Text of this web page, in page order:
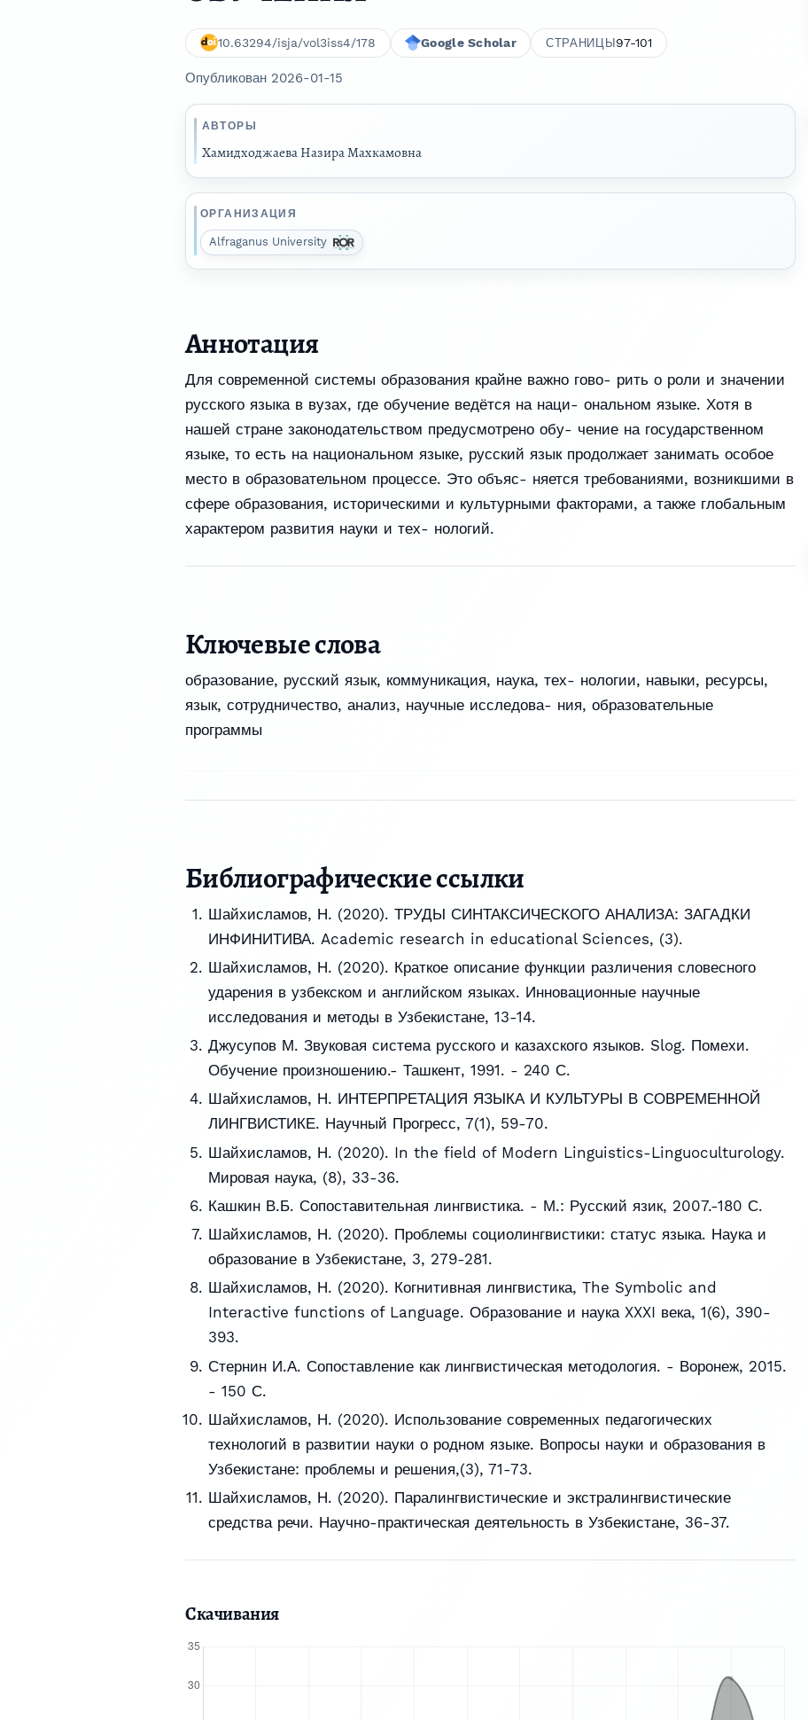
10.63294/isja/vol3iss4/178 Google Scholar СТРАНИЦЫ 97-101
Опубликован 2026-01-15
АВТОРЫ
Хамидходжаева Назира Махкамовна
ОРГАНИЗАЦИЯ
Alfraganus University
Аннотация
Для современной системы образования крайне важно гово- рить о роли и значении
русского языка в вузах, где обучение ведётся на наци- ональном языке. Хотя в
нашей стране законодательством предусмотрено обу- чение на государственном
языке, то есть на национальном языке, русский язык продолжает занимать особое
место в образовательном процессе. Это объяс- няется требованиями, возникшими в
сфере образования, историческими и культурными факторами, а также глобальным
характером развития науки и тех- нологий.
Ключевые слова
образование, русский язык, коммуникация, наука, тех- нологии, навыки, ресурсы,
язык, сотрудничество, анализ, научные исследова- ния, образовательные
программы
Библиографические ссылки
Шайхисламов, Н. (2020). ТРУДЫ СИНТАКСИЧЕСКОГО АНАЛИЗА: ЗАГАДКИ
ИНФИНИТИВА. Academic research in educational Sciences, (3).
Шайхисламов, Н. (2020). Краткое описание функции различения словесного
ударения в узбекском и английском языках. Инновационные научные
исследования и методы в Узбекистане, 13-14.
Джусупов М. Звуковая система русского и казахского языков. Slog. Помехи.
Обучение произношению.- Ташкент, 1991. - 240 С.
Шайхисламов, Н. ИНТЕРПРЕТАЦИЯ ЯЗЫКА И КУЛЬТУРЫ В СОВРЕМЕННОЙ
ЛИНГВИСТИКЕ. Научный Прогресс, 7(1), 59-70.
Шайхисламов, Н. (2020). In the field of Modern Linguistics-Linguoculturology.
Мировая наука, (8), 33-36.
Кашкин В.Б. Сопоставительная лингвистика. - М.: Русский язик, 2007.-180 С.
Шайхисламов, Н. (2020). Проблемы социолингвистики: статус языка. Наука и
образование в Узбекистане, 3, 279-281.
Шайхисламов, Н. (2020). Когнитивная лингвистика, The Symbolic and
Interactive functions of Language. Образование и наука XXXI века, 1(6), 390-
393.
Стернин И.А. Сопоставление как лингвистическая методология. - Воронеж, 2015.
- 150 С.
Шайхисламов, Н. (2020). Использование современных педагогических
технологий в развитии науки о родном языке. Вопросы науки и образования в
Узбекистане: проблемы и решения,(3), 71-73.
Шайхисламов, Н. (2020). Паралингвистические и экстралингвистические
средства речи. Научно-практическая деятельность в Узбекистане, 36-37.
Скачивания